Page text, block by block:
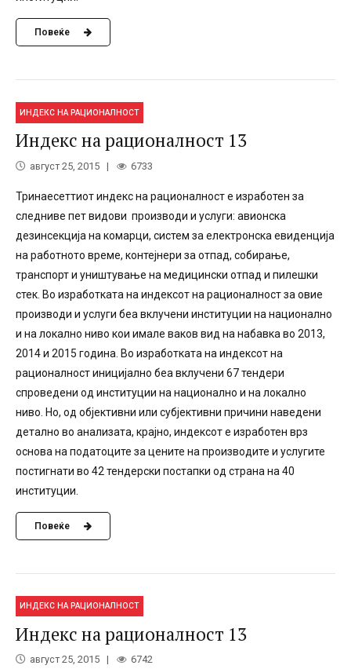
Повеќе
ИНДЕКС НА РАЦИОНАЛНОСТ
Индекс на рационалност 13
август 25, 2015 6733
Тринаесеттиот индекс на рационалност е изработен за
следниве пет видови производи и услуги: авионска
дезинсекција на комарци, систем за електронска евиденција
на работното време, контејнери за отпад, собирање,
транспoрт и уништување на медицински отпад и пилешки
стек. Во изработката на индексот на рационалност за овие
производи и услуги беа вклучени институции на национално
и на локално ниво кои имале ваков вид на набавка во 2013,
2014 и 2015 година. Во изработката на индексот на
рационалност иницијално беа вклучени 67 тендери
спроведени од институции на национално и на локално
ниво. Но, од објективни или субјективни причини наведени
детално во анализата, крајно, индексот е изработен врз
основа на податоците за цените на производите и услугите
постигнати во 42 тендерски постапки од страна на 40
институции.
Повеќе
ИНДЕКС НА РАЦИОНАЛНОСТ
Индекс на рационалност 13
август 25, 2015 6742